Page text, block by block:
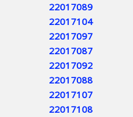
22017089
22017104
22017097
22017087
22017092
22017088
22017107
22017108